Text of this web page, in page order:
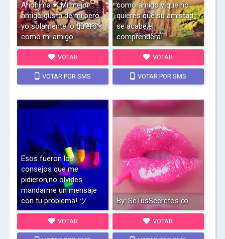
Anonima!♥: Mi mejor
amigo gusta de mi pero
yo solamente lo quiero
como mi amigo
VOTAR
VOTAR POR SMS
como amigo y que no
quieres que su amistad
se acabe,el
comprendera!
VOTAR
VOTAR POR SMS
Esos fueron los
consejos que me
pidieron,no olvides
mandarme un mensaje
con tu problema! ツ
VOTAR
By: SeTusSecretos ∞
VOTAR